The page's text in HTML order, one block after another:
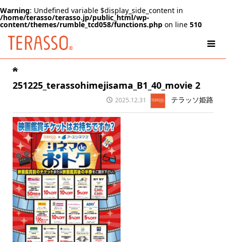
Warning: Undefined variable $display_side_content in
/home/terasso/terasso.jp/public_html/wp-
content/themes/rumble_tcd058/functions.php on line 510
251225_terassohimejisama_B1_40_movie 2
2025.12.31 テラッソ姫路